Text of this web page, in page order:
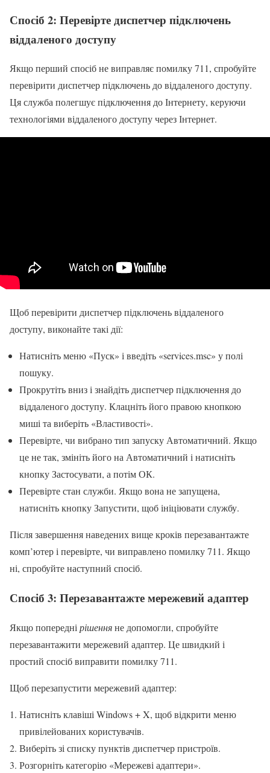
Спосіб 2: Перевірте диспетчер підключень
віддаленого доступу
Якщо перший спосіб не виправляє помилку 711, спробуйте
перевірити диспетчер підключень до віддаленого доступу.
Ця служба полегшує підключення до Інтернету, керуючи
технологіями віддаленого доступу через Інтернет.
Щоб перевірити диспетчер підключень віддаленого
доступу, виконайте такі дії:
Натисніть меню «Пуск» і введіть «services.msc» у полі
пошуку.
Прокрутіть вниз і знайдіть диспетчер підключення до
віддаленого доступу. Клацніть його правою кнопкою
миші та виберіть «Властивості».
Перевірте, чи вибрано тип запуску Автоматичний. Якщо
це не так, змініть його на Автоматичний і натисніть
кнопку Застосувати, а потім ОК.
Перевірте стан служби. Якщо вона не запущена,
натисніть кнопку Запустити, щоб ініціювати службу.
Після завершення наведених вище кроків перезавантажте
комп’ютер і перевірте, чи виправлено помилку 711. Якщо
ні, спробуйте наступний спосіб.
Спосіб 3: Перезавантажте мережевий адаптер
Якщо попередні рішенняне допомогли, спробуйте
перезавантажити мережевий адаптер. Це швидкий і
простий спосіб виправити помилку 711.
Щоб перезапустити мережевий адаптер:
Натисніть клавіші Windows + X, щоб відкрити меню
привілейованих користувачів.
Виберіть зі списку пунктів диспетчер пристроїв.
Розгорніть категорію «Мережеві адаптери».